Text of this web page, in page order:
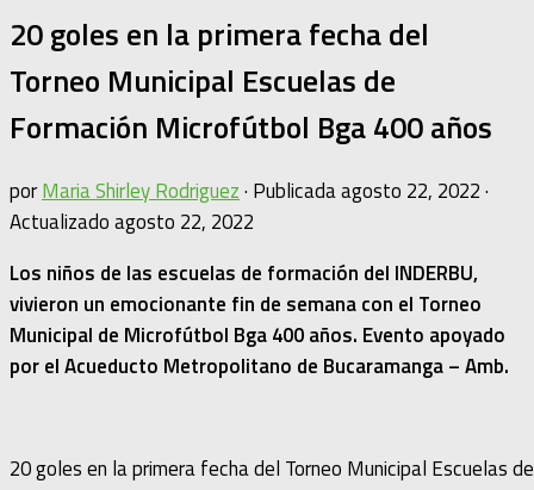
20 goles en la primera fecha del
Torneo Municipal Escuelas de
Formación Microfútbol Bga 400 años
porMaria Shirley Rodriguez· Publicadaagosto 22, 2022·
Actualizadoagosto 22, 2022
Los niños de las escuelas de formación del INDERBU,
vivieron un emocionante fin de semana con el Torneo
Municipal de Microfútbol Bga 400 años. Evento apoyado
por el Acueducto Metropolitano de Bucaramanga – Amb.
20 goles en la primera fecha del Torneo Municipal Escuelas